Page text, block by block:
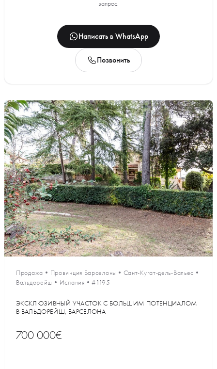
запрос.
Написать в WhatsApp
Позвонить
Продажа • Провинция Барселоны • Сант-Кугат-дель-Вальес •
Вальдорейш • Испания •#1195
ЭКСКЛЮЗИВНЫЙ УЧАСТОК С БОЛЬШИМ ПОТЕНЦИАЛОМ
В ВАЛЬДОРЕЙШ, БАРСЕЛОНА
700 000€